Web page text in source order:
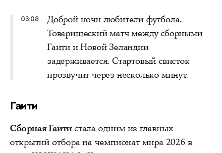
03:08
Доброй ночи любители футбола.
Товарищеский матч между сборными
Гаити и Новой Зеландии
задерживается. Стартовый свисток
прозвучит через несколько минут.
Гаити
Сборная Гаитистала одним из главных
открытий отбора на чемпионат мира 2026 в